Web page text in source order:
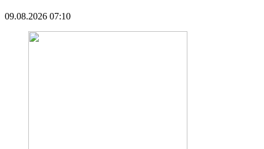
09.08.2026 07:10